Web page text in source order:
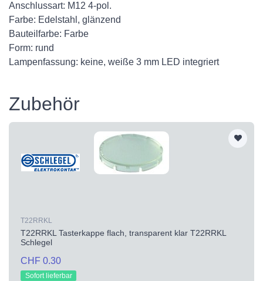
Anschlussart: M12 4-pol.
Farbe: Edelstahl, glänzend
Bauteilfarbe: Farbe
Form: rund
Lampenfassung: keine, weiße 3 mm LED integriert
Zubehör
T22RRKL
T22RRKL Tasterkappe flach, transparent klar T22RRKL
Schlegel
CHF 0.30
Sofort lieferbar